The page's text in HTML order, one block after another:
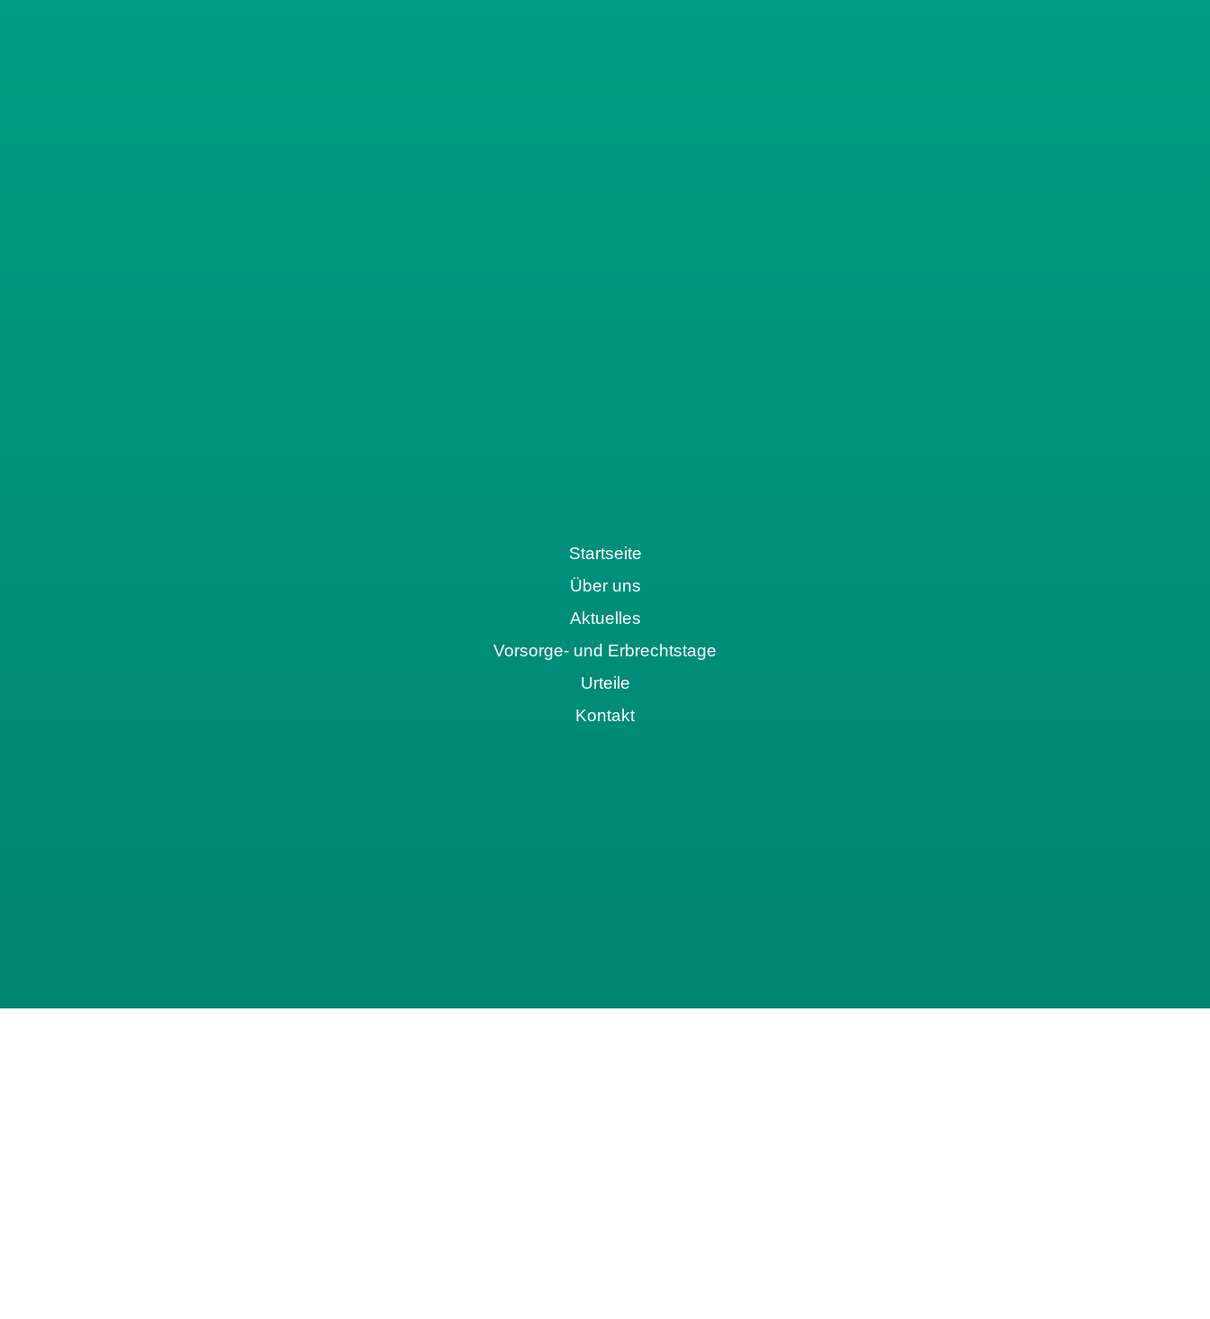
Startseite
Über uns
Aktuelles
Vorsorge- und Erbrechtstage
Urteile
Kontakt